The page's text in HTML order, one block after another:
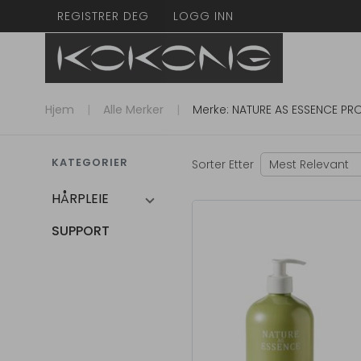
REGISTRER DEG LOGG INN
Hjem Alle Merker Merke: NATURE AS ESSENCE
KATEGORIER
HÅRPLEIE
SUPPORT
Sorter Etter Mest Relevant